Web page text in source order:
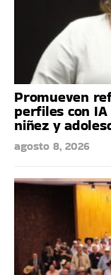
Promueven
perfiles con
niñez y
agosto 8, 2026